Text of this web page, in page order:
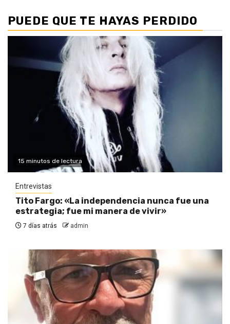
PUEDE QUE TE HAYAS PERDIDO
15 minutos de lectura
Entrevistas
Tito Fargo: «La independencia nunca fue una
estrategia; fue mi manera de vivir»
7 días atrás admin